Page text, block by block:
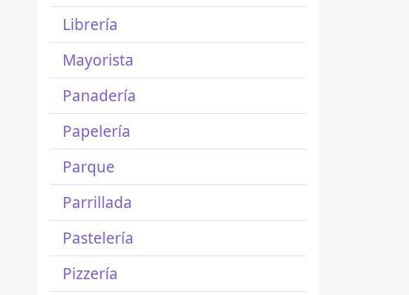
Librería
Mayorista
Panadería
Papelería
Parque
Parrillada
Pastelería
Pizzería